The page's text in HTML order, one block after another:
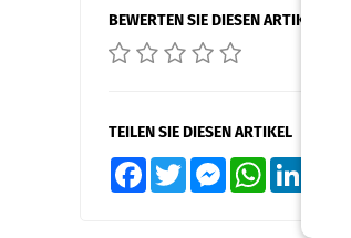
BEWERTEN SIE DIESEN ARTIKEL
TEILEN SIE DIESEN ARTIKEL
FacebookTwitter MessengerWhatsApp